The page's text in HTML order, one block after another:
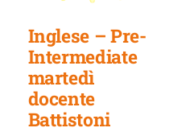
Inglese – Pre-
Intermediate
martedì
docente
Battistoni